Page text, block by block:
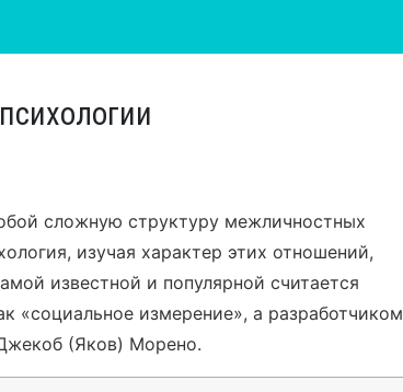
сложную структуру межличностных
изучая характер этих отношений,
известной и популярной считается
«социальное измерение», а разработчиком
(Яков) Морено.